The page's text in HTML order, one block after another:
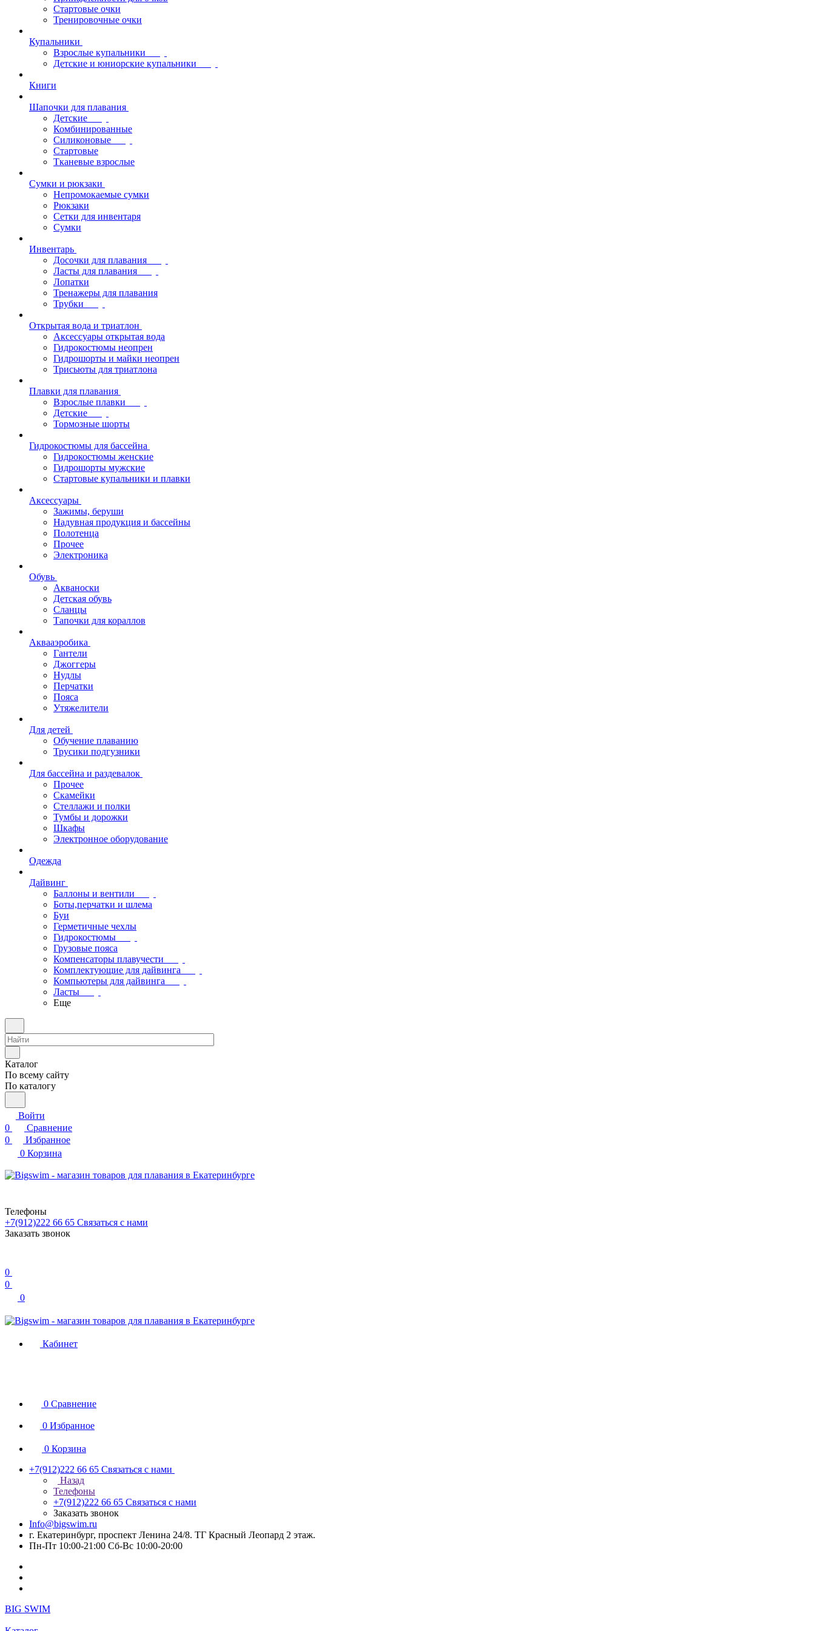
Стартовые очки
Тренировочные очки
Купальники
Взрослые купальники
Детские и юниорские купальники
Книги
Шапочки для плавания
Детские
Комбинированные
Силиконовые
Стартовые
Тканевые взрослые
Сумки и рюкзаки
Непромокаемые сумки
Рюкзаки
Сетки для инвентаря
Сумки
Инвентарь
Досочки для плавания
Ласты для плавания
Лопатки
Тренажеры для плавания
Трубки
Открытая вода и триатлон
Аксессуары открытая вода
Гидрокостюмы неопрен
Гидрошорты и майки неопрен
Трисьюты для триатлона
Плавки для плавания
Взрослые плавки
Детские
Тормозные шорты
Гидрокостюмы для бассейна
Гидрокостюмы женские
Гидрошорты мужские
Стартовые купальники и плавки
Аксессуары
Зажимы, беруши
Надувная продукция и бассейны
Полотенца
Прочее
Электроника
Обувь
Акваноски
Детская обувь
Сланцы
Тапочки для кораллов
Аквааэробика
Гантели
Джоггеры
Нудлы
Перчатки
Пояса
Утяжелители
Для детей
Обучение плаванию
Трусики подгузники
Для бассейна и раздевалок
Прочее
Скамейки
Стеллажи и полки
Тумбы и дорожки
Шкафы
Электронное оборудование
Одежда
Дайвинг
Баллоны и вентили
Боты,перчатки и шлема
Буи
Герметичные чехлы
Гидрокостюмы
Грузовые пояса
Компенсаторы плавучести
Комплектующие для дайвинга
Компьютеры для дайвинга
Ласты
Еще
Каталог
По всему сайту
По каталогу
Войти
0
Сравнение
0
Избранное
0 Корзина
Телефоны
+7(912)222 66 65 Связаться с нами
Заказать звонок
0
0
0
Кабинет
0 Сравнение
0 Избранное
0 Корзина
+7(912)222 66 65 Связаться с нами
Назад
Телефоны
+7(912)222 66 65 Связаться с нами
Заказать звонок
Info@bigswim.ru
г. Екатеринбург, проспект Ленина 24/8. ТГ Красный Леопард 2 этаж.
Пн-Пт 10:00-21:00 Сб-Вс 10:00-20:00
BIG SWIM